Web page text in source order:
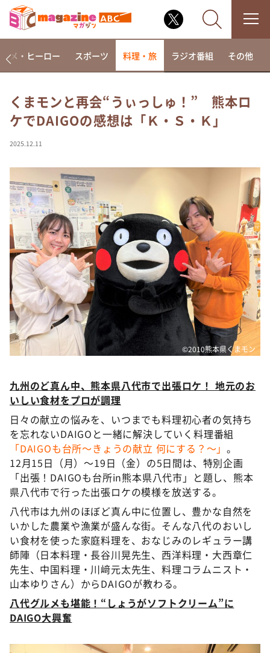
なるみ・岡村の過ぎるTV
相席食堂
～人生密着トークバラエティ！～ やすとものいたっ
て真剣です
探偵！ナイトスクープ
news おかえり
河合＆A.B.C-Z塚田×福井アナ「なんでやねん！？」
（news おかえり）
DAIGOも台所 ～きょうの献立 何にする？～
本日はダイアンなり！シーズン２
朝だ！生です旅サラダ
教えて！ニュースライブ 正義のミカタ
ＬＩＦＥ～夢のカタチ～
新婚さんいらっしゃい！
ポツンと一軒家
ザキ山小屋本館
ぺこぱのまるスポ
アナ回覧板
メ・ヒーロー スポーツ 料理・旅 ラジオ番組 その他
くまモンと再会“うぃっしゅ！” 熊本ロ
ケでDAIGOの感想は「Ｋ・Ｓ・Ｋ」
2025.12.11
©2010熊本県くまモン
九州のど真ん中、熊本県八代市で出張ロケ！ 地元のお
いしい食材をプロが調理
日々の献立の悩みを、いつまでも料理初心者の気持ち
を忘れないDAIGOと一緒に解決していく料理番組
「DAIGOも台所〜きょうの献立 何にする？〜」。
12月15日（月）〜19日（金）の5日間は、特別企画
「出張！DAIGOも台所in熊本県八代市」と題し、熊本
県八代市で行った出張ロケの模様を放送する。
八代市は九州のほぼど真ん中に位置し、豊かな自然を
いかした農業や漁業が盛んな街。そんな八代のおいし
い食材を使った家庭料理を、おなじみのレギュラー講
師陣（日本料理・長谷川晃先生、西洋料理・大西章仁
先生、中国料理・川﨑元太先生、料理コラムニスト・
山本ゆりさん）からDAIGOが教わる。
八代グルメも堪能！“しょうがソフトクリーム”に
DAIGO大興奮